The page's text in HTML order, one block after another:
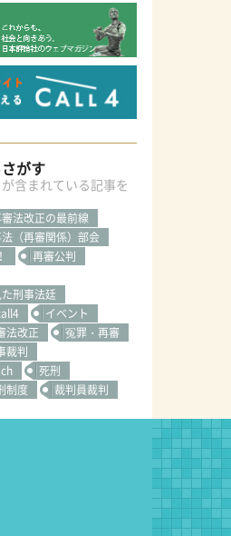
がす
含まれている記事を
法改正の最前線
（再審関係）部会
再審公判
刑事法廷
イベント
法改正
冤罪・再審
裁判
死刑
制度
裁判員裁判